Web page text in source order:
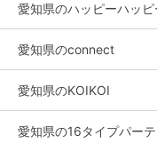
愛知県のハッピーハッ
愛知県のconnect
愛知県のKOIKOI
愛知県の16タイプパーテ